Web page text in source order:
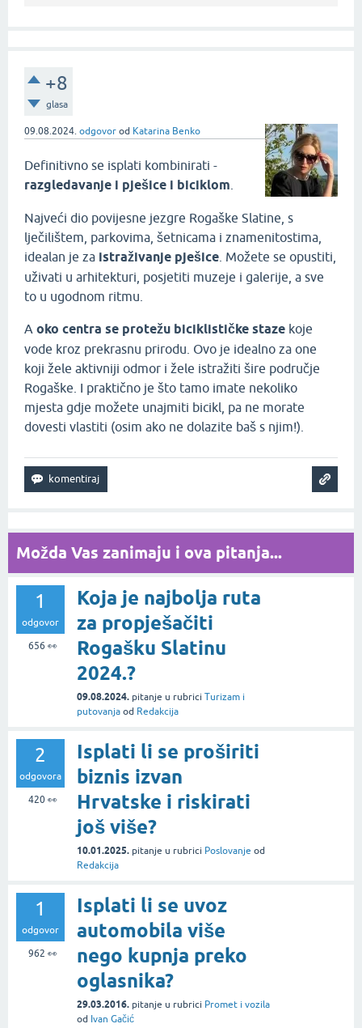
+8
glasa
09.08.2024. odgovor od Katarina Benko
Definitivno se isplati kombinirati -
razgledavanje i pješice i biciklom
Najveći dio povijesne jezgre Rogaške Slatine, s
lječilištem, parkovima, šetnicama i znamenitostima,
idealan je za istraživanje pješice . Možete se opustiti,
uživati u arhitekturi, posjetiti muzeje i galerije, a sve
to u ugodnom ritmu.
A oko centra se protežu biciklističke staze koje
vode kroz prekrasnu prirodu. Ovo je idealno za one
koji žele aktivniji odmor i žele istražiti šire područje
Rogaške. I praktično je što tamo imate nekoliko
mjesta gdje možete unajmiti bicikl, pa ne morate
dovesti vlastiti (osim ako ne dolazite baš s njim!).
Možda Vas zanimaju i ova pitanja...
1
odgovor
656 👀
Koja je najbolja ruta
za propješačiti
Rogašku Slatinu
2024.?
09.08.2024. pitanje u rubrici Turizam i
putovanja od Redakcija
2
odgovora
420👀
Isplati li se proširiti
biznis izvan
Hrvatske i riskirati
još više?
10.01.2025. pitanje u rubrici Poslovanje od
Redakcija
1
odgovor
962 👀
Isplati li se uvoz
automobila više
nego kupnja preko
oglasnika?
29.03.2016. pitanje u rubrici Promet i vozila
od Ivan Gačić